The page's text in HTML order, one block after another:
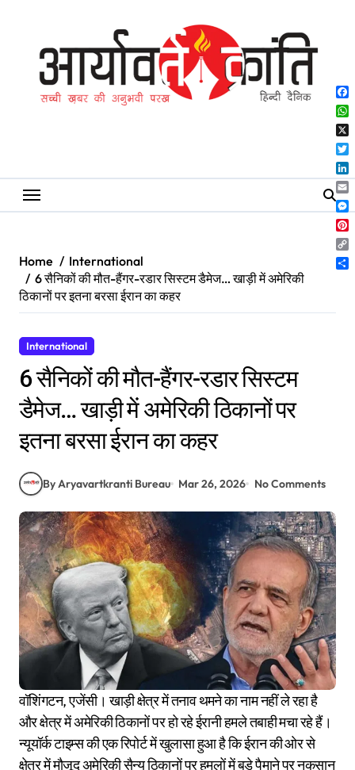
Home
International
6 सैनिकों की मौत-हैंगर-रडार सिस्टम डैमेज… खाड़ी में अमेरिकी
ठिकानों पर इतना बरसा ईरान का कहर
International
6 सैनिकों की मौत-हैंगर-रडार सिस्टम
डैमेज… खाड़ी में अमेरिकी ठिकानों पर
इतना बरसा ईरान का कहर
By Aryavartkranti Bureau Mar 26, 2026 No Comments
वॉशिंगटन, एजेंसी। खाड़ी क्षेत्र में तनाव थमने का नाम नहीं ले रहा है
और क्षेत्र में अमेरिकी ठिकानों पर हो रहे ईरानी हमले तबाही मचा रहे हैं।
न्यूयॉर्क टाइम्स की एक रिपोर्ट में खुलासा हुआ है कि ईरान की ओर से
क्षेत्र में मौजूद अमेरिकी सैन्य ठिकानों पर हमलों में बड़े पैमाने पर नुकसान
X